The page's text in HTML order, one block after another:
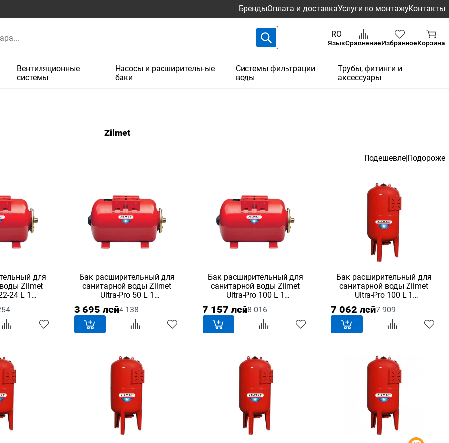
БрендыОплата и доставкаУслуги по монтажуКонтакты
RO
ЯзыкСравнениеИзбранноеКорзина
Вентиляционные
системы
Насосы и расширительные
баки
Системы фильтрации
воды
Трубы, фитинги и
аксессуары
Zilmet
Подешевле|Подороже
для
Zilmet
24 L 1
Бак расширительный для
санитарной воды Zilmet
Ultra-Pro 50 L 1
горизонтальный
3 695 лей4 138
Бак расширительный для
санитарной воды Zilmet
Ultra-Pro 100 L 1
горизонтальный
7 157 лей8 016
Бак расширительный для
санитарной воды Zilmet
Ultra-Pro 100 L 1
вертикальный
7 062 лей7 909